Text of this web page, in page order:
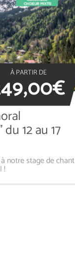
12 au 17
notre stage de chant
!
À PARTIR DE